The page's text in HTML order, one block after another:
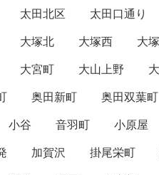
太田北区 太田口通り
大塚北 大塚西 大
大宮町 大山上野
奥田新町 奥田双葉町
小谷 音羽町 小原屋
加賀沢 掛尾栄町